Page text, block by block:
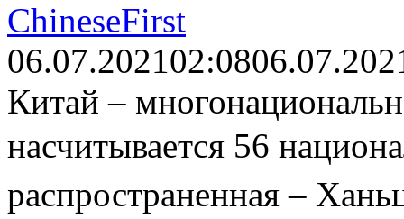
ChineseFirst
06.07.202102:08
Китай –
насчитывается 56
распространенная –